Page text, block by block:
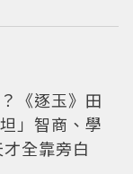
《逐玉》田
」智商、學
全靠旁白